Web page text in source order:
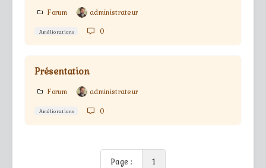
Forum administrateur
Améliorations 0
Présentation
Forum administrateur
Améliorations 0
Page : 1